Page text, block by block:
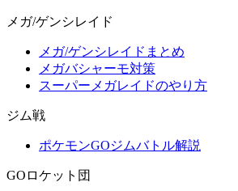
メガ/ゲンシレイド
メガ/ゲンシレイドまとめ
メガバシャーモ対策
スーパーメガレイドのやり方
ジム戦
ポケモンGOジムバトル解説
GOロケット団